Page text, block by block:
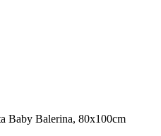
Baby Balerina, 80x100cm